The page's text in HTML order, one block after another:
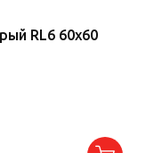
RL6 60x60